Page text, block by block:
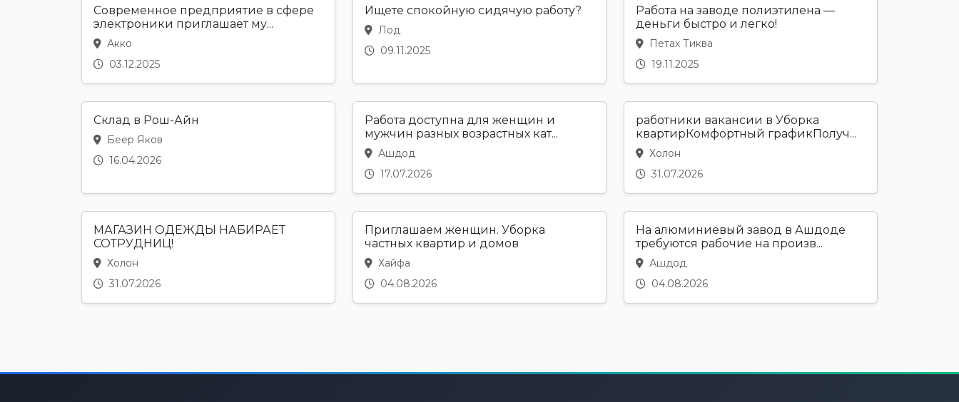
Современное предприятие в сфере
электроники приглашает му...
Акко
03.12.2025
Ищете спокойную сидячую работу?
Лод
09.11.2025
Работа на заводе полиэтилена —
деньги быстро и легко!
Петах Тиква
19.11.2025
Склад в Рош-Айн
Беер Яков
16.04.2026
Работа доступна для женщин и
мужчин разных возрастных кат...
Ашдод
17.07.2026
работники вакансии в Уборка
квартирКомфортный графикПолуч...
Холон
31.07.2026
МАГАЗИН ОДЕЖДЫ НАБИРАЕТ
СОТРУДНИЦ!
Холон
31.07.2026
Приглашаем женщин. Уборка
частных квартир и домов
Хайфа
04.08.2026
На алюминиевый завод в Ашдоде
требуются рабочие на произв...
Ашдод
04.08.2026